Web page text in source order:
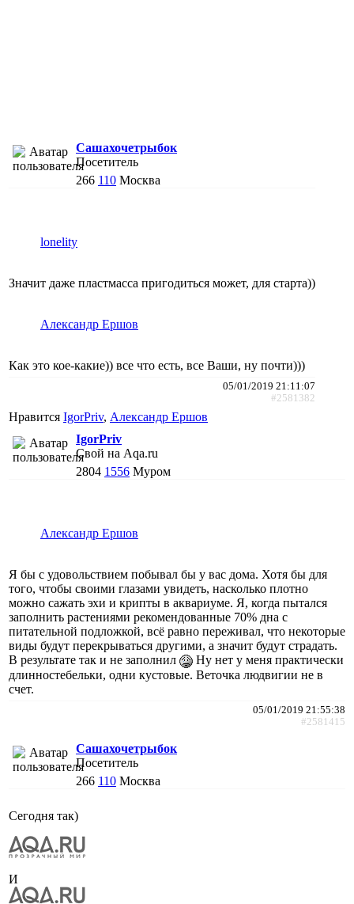
Сашахочетрыбок
Посетитель
266 110 Москва
lonelity
Значит даже пластмасса пригодиться может, для старта))
Александр Ершов
Как это кое-какие)) все что есть, все Ваши, ну почти)))
05/01/2019 21:11:07
#2581382
Нравится IgorPriv, Александр Ершов
IgorPriv
Свой на Aqa.ru
2804 1556 Муром
Александр Ершов
Я бы с удовольствием побывал бы у вас дома. Хотя бы для
того, чтобы своими глазами увидеть, насколько плотно
можно сажать эхи и крипты в аквариуме. Я, когда пытался
заполнить растениями рекомендованные 70% дна с
питательной подложкой, всё равно переживал, что некоторые
виды будут перекрываться другими, а значит будут страдать.
В результате так и не заполнил
Ну нет у меня практически
длинностебельки, одни кустовые. Веточка людвигии не в
счет.
05/01/2019 21:55:38
#2581415
Сашахочетрыбок
Посетитель
266 110 Москва
Сегодня так)
И